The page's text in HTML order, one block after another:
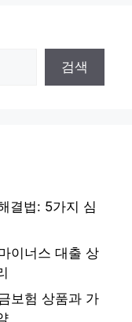
검색
결법: 5가지 심
이너스 대출 상
보험 상품과 가